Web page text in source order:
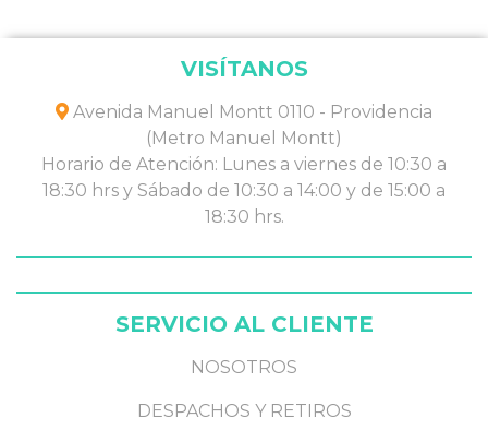
VISÍTANOS
Avenida Manuel Montt 0110 - Providencia
(Metro Manuel Montt)
Horario de Atención: Lunes a viernes de 10:30 a
18:30 hrs y Sábado de 10:30 a 14:00 y de 15:00 a
18:30 hrs.
SERVICIO AL CLIENTE
NOSOTROS
DESPACHOS Y RETIROS